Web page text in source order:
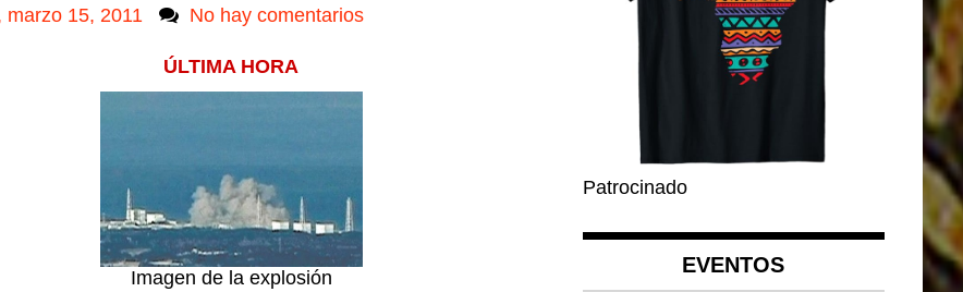
marzo 15, 2011 No hay comentarios
ÚLTIMA HORA
Imagen de la explosión
Patrocinado
EVENTOS